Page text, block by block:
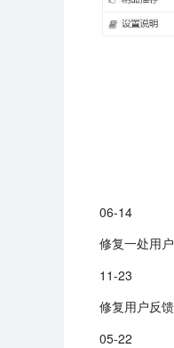
06-14
修复一处用
11-23
修复用户反
05-22